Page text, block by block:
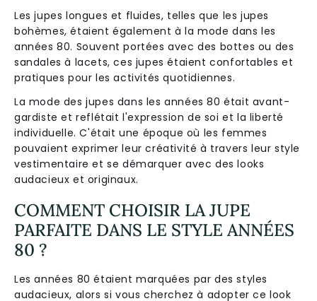
Les jupes longues et fluides, telles que les jupes
bohèmes, étaient également à la mode dans les
années 80. Souvent portées avec des bottes ou des
sandales à lacets, ces jupes étaient confortables et
pratiques pour les activités quotidiennes.
La mode des jupes dans les années 80 était avant-
gardiste et reflétait l'expression de soi et la liberté
individuelle. C'était une époque où les femmes
pouvaient exprimer leur créativité à travers leur style
vestimentaire et se démarquer avec des looks
audacieux et originaux.
COMMENT CHOISIR LA JUPE
PARFAITE DANS LE STYLE ANNÉES
80 ?
Les années 80 étaient marquées par des styles
audacieux, alors si vous cherchez à adopter ce look